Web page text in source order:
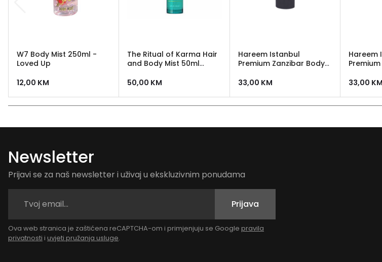
W7 Body Mist 250ml -
Loved Up
12,00 KM
The Ritual of Karma Hair
and Body Mist 50ml
50,00 KM
Hareem Istanbul
Premium Zanzibar Body
33,00 KM
Hareem
33,00 KM
Newsletter
Prijavi se za naš newsletter i uživaj u ekskluzivnim ponudama
Prijava
Ova web stranica je zaštićena reCAPTCHA-om i primjenjuju se Google pravila
privatnosti i uvjeti pružanja usluge.